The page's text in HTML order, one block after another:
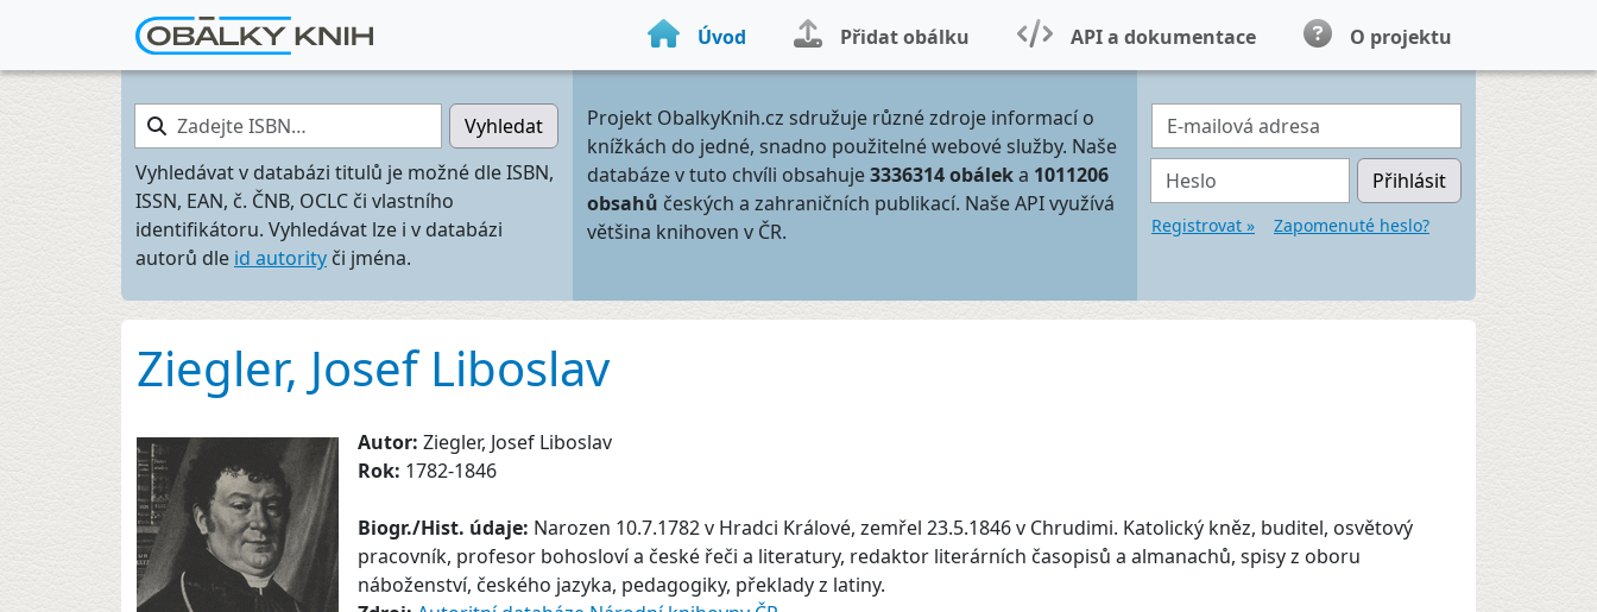
Úvod Přidat obálku API a dokumentace O projektu
Zadejte ISBN…
Vyhledat
Vyhledávat v databázi titulů je možné dle ISBN,
ISSN, EAN, č. ČNB, OCLC či vlastního
identifikátoru. Vyhledávat lze i v databázi
autorů dle id autority či jména.
Projekt ObalkyKnih.cz sdružuje různé zdroje informací o
knížkách do jedné, snadno použitelné webové služby. Naše
databáze v tuto chvíli obsahuje3336314 obáleka 1011206
obsahů českých a zahraničních publikací. Naše API využívá
většina knihoven v ČR.
E-mailová adresa
Heslo Přihlásit
Registrovat » Zapomenuté heslo?
Ziegler, Josef Liboslav
Autor: Ziegler, Josef Liboslav
Rok: 1782-1846
Biogr./Hist. údaje: Narozen 10.7.1782 v Hradci Králové, zemřel 23.5.1846 v Chrudimi. Katolický kněz, buditel, osvětový
pracovník, profesor bohosloví a české řeči a literatury, redaktor literárních časopisů a almanachů, spisy z oboru
náboženství, českého jazyka, pedagogiky, překlady z latiny.